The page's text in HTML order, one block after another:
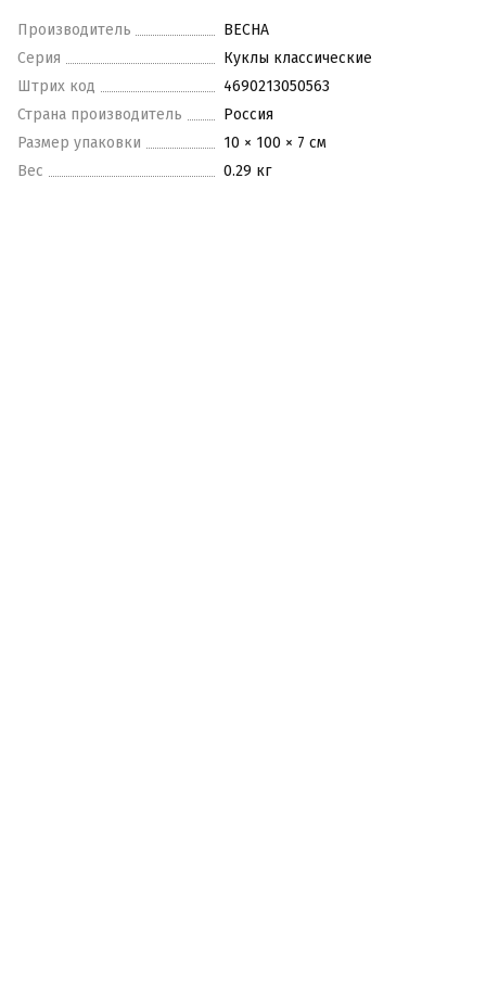
Производитель
ВЕСНА
Серия
Куклы классические
Штрих код
4690213050563
Страна производитель
Россия
Размер упаковки
10 × 100 × 7 см
Вес
0.29 кг